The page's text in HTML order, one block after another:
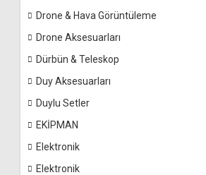
Drone & Hava Görüntüleme
Drone Aksesuarları
Dürbün & Teleskop
Duy Aksesuarları
Duylu Setler
EKİPMAN
Elektronik
Elektronik